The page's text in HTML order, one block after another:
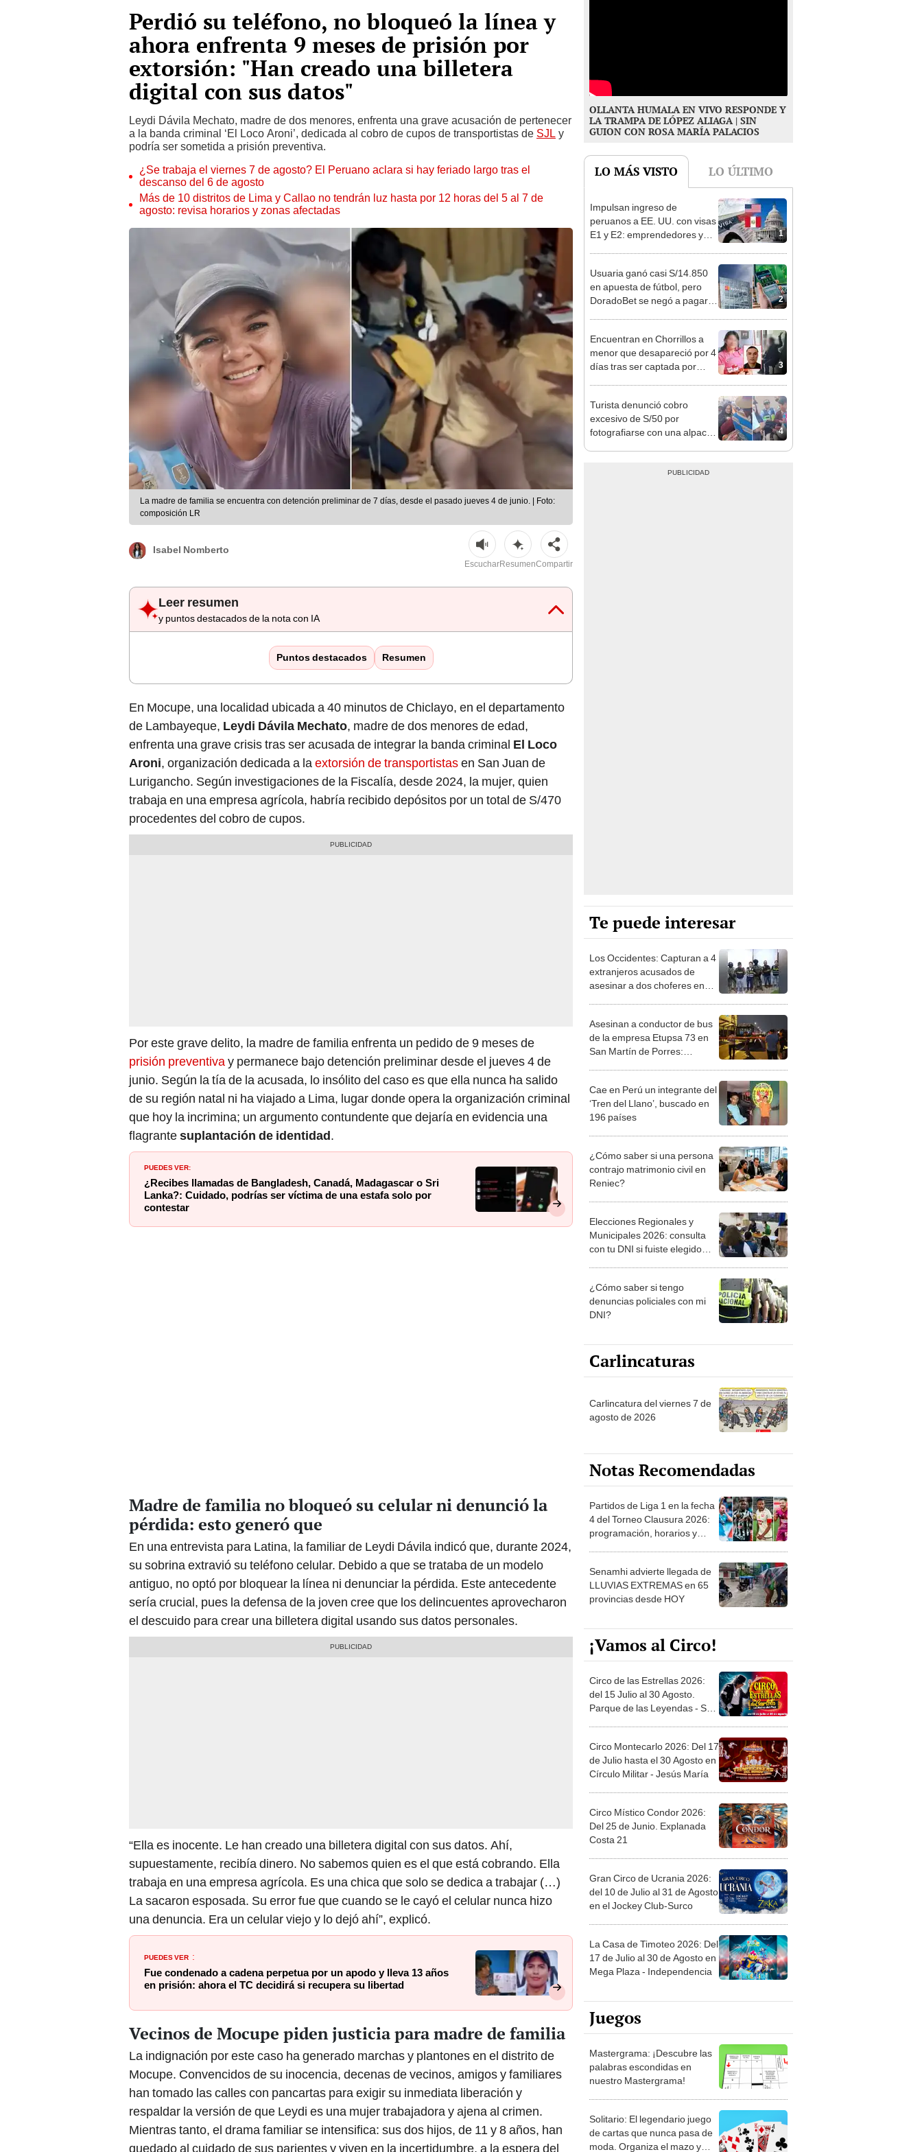
Perdió su teléfono, no bloqueó la línea y
ahora enfrenta 9 meses de prisión por
extorsión: "Han creado una billetera
digital con sus datos"
Leydi Dávila Mechato, madre de dos menores, enfrenta una grave acusación de pertenecer
a la banda criminal ‘El Loco Aroni’, dedicada al cobro de cupos de transportistas de SJL y
podría ser sometida a prisión preventiva.
¿Se trabaja el viernes 7 de agosto? El Peruano aclara si hay feriado largo tras el
descanso del 6 de agosto
Más de 10 distritos de Lima y Callao no tendrán luz hasta por 12 horas del 5 al 7 de
agosto: revisa horarios y zonas afectadas
La madre de familia se encuentra con detención preliminar de 7 días, desde el pasado jueves 4 de junio. | Foto:
composición LR
Isabel Nomberto
EscucharResumenCompartir
Leer resumen
y puntos destacados de la nota con IA
Puntos destacados Resumen
En Mocupe, una localidad ubicada a 40 minutos de Chiclayo, en el departamento
de Lambayeque, Leydi Dávila Mechato, madre de dos menores de edad,
enfrenta una grave crisis tras ser acusada de integrar la banda criminal El Loco
Aroni, organización dedicada a laextorsión de transportistasen San Juan de
Lurigancho. Según investigaciones de la Fiscalía, desde 2024, la mujer, quien
trabaja en una empresa agrícola, habría recibido depósitos por un total de S/470
procedentes del cobro de cupos.
Por este grave delito, la madre de familia enfrenta un pedido de 9 meses de
prisión preventivay permanece bajo detención preliminar desde el jueves 4 de
junio. Según la tía de la acusada, lo insólito del caso es que ella nunca ha salido
de su región natal ni ha viajado a Lima, lugar donde opera la organización criminal
que hoy la incrimina; un argumento contundente que dejaría en evidencia una
flagrantesuplantación de identidad.
PUEDES VER:
¿Recibes llamadas de Bangladesh, Canadá, Madagascar o Sri
Lanka?: Cuidado, podrías ser víctima de una estafa solo por
contestar
Madre de familia no bloqueó su celular ni denunció la
pérdida: esto generó que
En una entrevista para Latina, la familiar de Leydi Dávila indicó que, durante 2024,
su sobrina extravió su teléfono celular. Debido a que se trataba de un modelo
antiguo, no optó por bloquear la línea ni denunciar la pérdida. Este antecedente
sería crucial, pues la defensa de la joven cree que los delincuentes aprovecharon
el descuido para crear una billetera digital usando sus datos personales.
“Ella es inocente. Le han creado una billetera digital con sus datos. Ahí,
supuestamente, recibía dinero. No sabemos quien es el que está cobrando. Ella
trabaja en una empresa agrícola. Es una chica que solo se dedica a trabajar (…)
La sacaron esposada. Su error fue que cuando se le cayó el celular nunca hizo
una denuncia. Era un celular viejo y lo dejó ahí”, explicó.
PUEDES VER :
Fue condenado a cadena perpetua por un apodo y lleva 13 años
en prisión: ahora el TC decidirá si recupera su libertad
Vecinos de Mocupe piden justicia para madre de familia
La indignación por este caso ha generado marchas y plantones en el distrito de
Mocupe. Convencidos de su inocencia, decenas de vecinos, amigos y familiares
han tomado las calles con pancartas para exigir su inmediata liberación y
respaldar la versión de que Leydi es una mujer trabajadora y ajena al crimen.
Mientras tanto, el drama familiar se intensifica: sus dos hijos, de 11 y 8 años, han
quedado al cuidado de sus parientes y viven en la incertidumbre, a la espera del
OLLANTA HUMALA EN VIVO RESPONDE Y
LA TRAMPA DE LÓPEZ ALIAGA | SIN
GUION CON ROSA MARÍA PALACIOS
LO MÁS VISTO LO ÚLTIMO
1
Impulsan ingreso de
peruanos a EE. UU. con visas
E1 y E2: emprendedores y
2
Usuaria ganó casi S/14.850
en apuesta de fútbol, pero
DoradoBet se negó a pagar:
3
Encuentran en Chorrillos a
menor que desapareció por 4
días tras ser captada por
4
Turista denunció cobro
excesivo de S/50 por
fotografiarse con una alpaca
Te puede interesar
Los Occidentes: Capturan a 4
extranjeros acusados de
asesinar a dos choferes en
Asesinan a conductor de bus
de la empresa Etupsa 73 en
San Martín de Porres:
Cae en Perú un integrante del
‘Tren del Llano’, buscado en
196 países
¿Cómo saber si una persona
contrajo matrimonio civil en
Reniec?
Elecciones Regionales y
Municipales 2026: consulta
con tu DNI si fuiste elegido
la ONPE
¿Cómo saber si tengo
denuncias policiales con mi
DNI?
Carlincaturas
Carlincatura del viernes 7 de
agosto de 2026
Notas Recomendadas
Partidos de Liga 1 en la fecha
4 del Torneo Clausura 2026:
programación, horarios y
Senamhi advierte llegada de
LLUVIAS EXTREMAS en 65
provincias desde HOY
¡Vamos al Circo!
Circo de las Estrellas 2026:
del 15 Julio al 30 Agosto.
Parque de las Leyendas - San
Circo Montecarlo 2026: Del 17
de Julio hasta el 30 Agosto en
Círculo Militar - Jesús María
Circo Místico Condor 2026:
Del 25 de Junio. Explanada
Costa 21
Gran Circo de Ucrania 2026:
del 10 de Julio al 31 de Agosto
en el Jockey Club-Surco
La Casa de Timoteo 2026: Del
17 de Julio al 30 de Agosto en
Mega Plaza - Independencia
Juegos
Mastergrama: ¡Descubre las
palabras escondidas en
nuestro Mastergrama!
Solitario: El legendario juego
de cartas que nunca pasa de
moda. Organiza el mazo y